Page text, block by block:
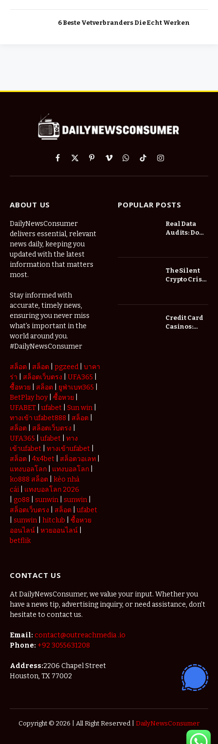
6 Beste Vetverbranders Die Echt Werken
Facebook
X
PinterestVimeoWhatsApp
TikTokInstagram
ABOUT US
DailyNewsConsumer
delivers essential, relevant
news daily, keeping you
updated with the latest
information that matters
most.
Stay informed with
accurate, timely news,
ensuring you never miss
what’s important in the
world around you.
#DailyNewsConsumer
สล็อต สล็อต pgzeed
บาคา
ร่า
สล็อตเว็บตรง UFA365
ซื้อหวย
สล็อต ยูฟ่าเบท365
BetPlay hoy| ซื้อหวย
UFABET |ufabet Sun win
ทางเข้า ufabet888
สล็อต
สล็อต
สล็อตเว็บตรง
UFA365 |ufabet
ทาง
เข้าufabet
ทางเข้าufabet
สล็อต
4x4bet สล็อตวอเลท
แทงบอลโลก
แทงบอลโลก
ko888 สล็อต
kèo nhà
cái
แทงบอลโลก 2026
go88 sunwin sunwin
สล็อตเว็บตรง
สล็อต |ufabet
sunwin hitclub
ซื้อหวย
ออนไลน์
หวยออนไลน์
betflik
POPULAR POSTS
Real Data
Audits: Do
Brokers
Actually
Save You
Fees?
The Silent
Crypto Crisis
Wallet is No
Longer
Enough
Credit Card
Casinos:
CONTACT US
At DailyNewsConsumer, we value your input. Whether you
have a news tip, advertising inquiry, or need assistance, don’t
hesitate to contact us.
Email: contact@outreachmedia .io
Phone: +92 3055631208
Address:2206 Chapel Street
Houston, TX 77002
Copyright © 2026 | All Right Reserved | DailyNewsConsumer